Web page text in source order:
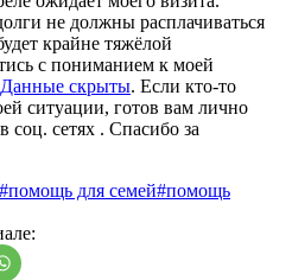
не должны расплачиваться
крайне тяжёлой
с пониманием к моей
Данные скрыты. Если кто-то
ситуации, готов вам лично
соц. сетях . Спасибо за
#помощь для семей#помощь